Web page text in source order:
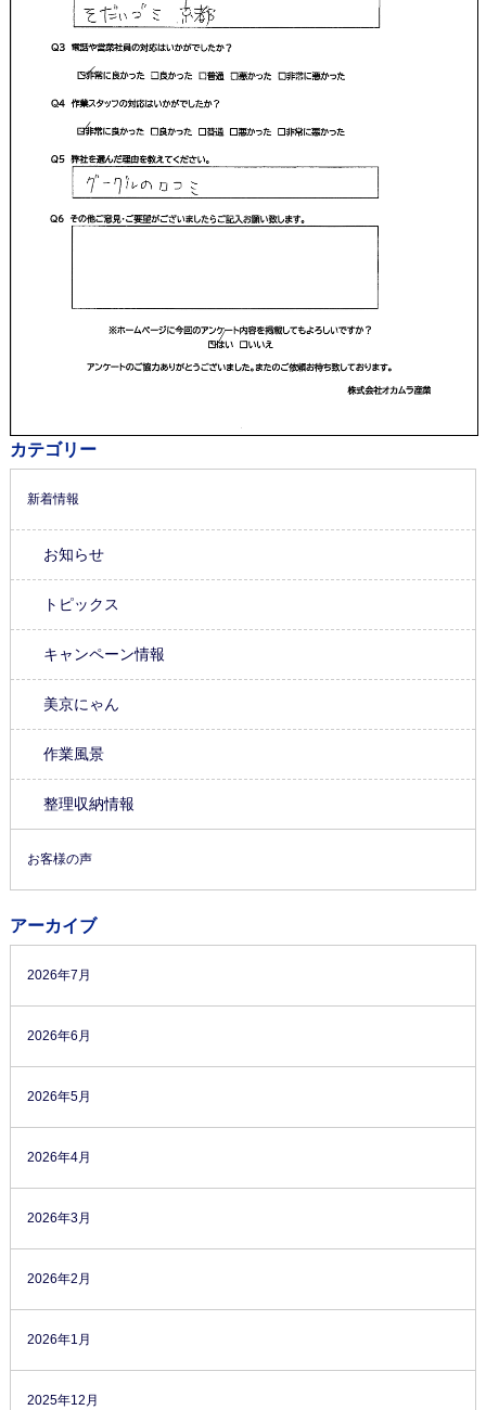
カテゴリー
新着情報
お知らせ
トピックス
キャンペーン情報
美京にゃん
作業風景
整理収納情報
お客様の声
アーカイブ
2026年7月
2026年6月
2026年5月
2026年4月
2026年3月
2026年2月
2026年1月
2025年12月